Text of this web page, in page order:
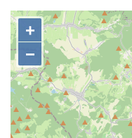
Sloup Nejsvětější
Ohří
Sloup Panny Marie
Sloup svatého
Sloup Nejsvětější
Sloup Panny Marie s